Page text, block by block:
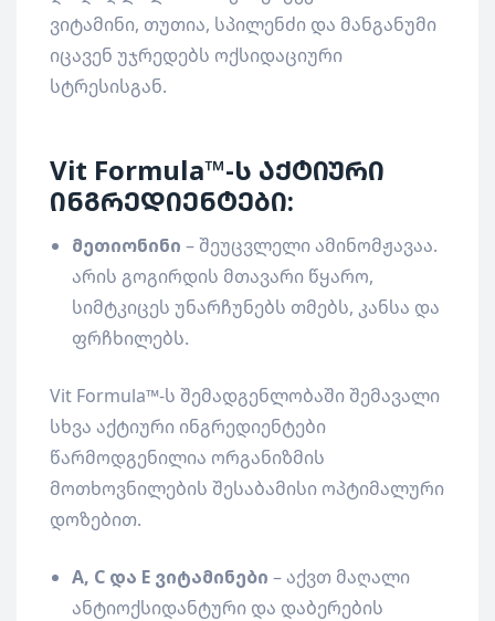
ვიტამინი, თუთია, სპილენძი და მანგანუმი
იცავენ უჯრედებს ოქსიდაციური
სტრესისგან.
Vit Formula™-ს აქტიური
ინგრედიენტები:
მეთიონინი – შეუცვლელი ამინომჟავაა.
არის გოგირდის მთავარი წყარო,
სიმტკიცეს უნარჩუნებს თმებს, კანსა და
ფრჩხილებს.
Vit Formula™-ს შემადგენლობაში შემავალი
სხვა აქტიური ინგრედიენტები
წარმოდგენილია ორგანიზმის
მოთხოვნილების შესაბამისი ოპტიმალური
დოზებით.
A, C და E ვიტამინები – აქვთ მაღალი
ანტიოქსიდანტური და დაბერების